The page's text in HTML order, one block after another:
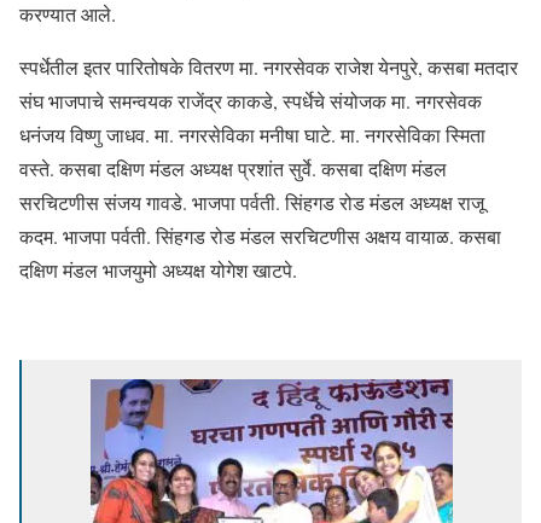
करण्यात आले.
स्पर्धेतील इतर पारितोषके वितरण मा. नगरसेवक राजेश येनपुरे, कसबा मतदार
संघ भाजपाचे समन्वयक राजेंद्र काकडे, स्पर्धेचे संयोजक मा. नगरसेवक
धनंजय विष्णु जाधव. मा. नगरसेविका मनीषा घाटे. मा. नगरसेविका स्मिता
वस्ते. कसबा दक्षिण मंडल अध्यक्ष प्रशांत सुर्वे. कसबा दक्षिण मंडल
सरचिटणीस संजय गावडे. भाजपा पर्वती. सिंहगड रोड मंडल अध्यक्ष राजू
कदम. भाजपा पर्वती. सिंहगड रोड मंडल सरचिटणीस अक्षय वायाळ. कसबा
दक्षिण मंडल भाजयुमो अध्यक्ष योगेश खाटपे.